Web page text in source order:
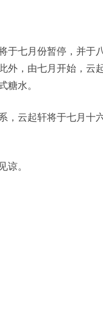
于七月份暂停，并于
外，由七月开始，云
糖水。
，云起轩将于七月十
。